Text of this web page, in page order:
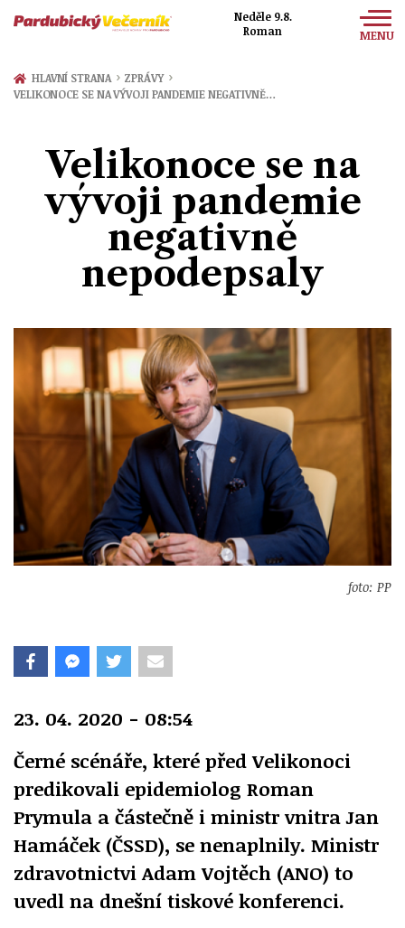
Neděle 9.8.
Roman
MENU
Zprávy
Kultura
Společnost
HLAVNÍ STRANA › ZPRÁVY ›
VELIKONOCE SE NA VÝVOJI PANDEMIE NEGATIVNĚ…
Velikonoce se na
vývoji pandemie
negativně
nepodepsaly
foto: PP
23. 04. 2020 - 08:54
Černé scénáře, které před Velikonoci
predikovali epidemiolog Roman
Prymula a částečně i ministr vnitra Jan
Hamáček (ČSSD), se nenaplnily. Ministr
zdravotnictvi Adam Vojtěch (ANO) to
uvedl na dnešní tiskové konferenci.